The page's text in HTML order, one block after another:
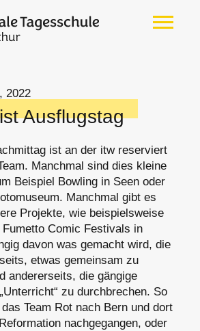
2022
Ausflugstag
ist an der itw reserviert
Manchmal sind dies kleine
Beispiel Bowling in Seen oder
Manchmal gibt es
Projekte, wie beispielsweise
Comic Festivals in
davon was gemacht wird, die
etwas gemeinsam zu
andererseits, die gängige
zu durchbrechen. So
Team Rot nach Bern und dort
nachgegangen, oder